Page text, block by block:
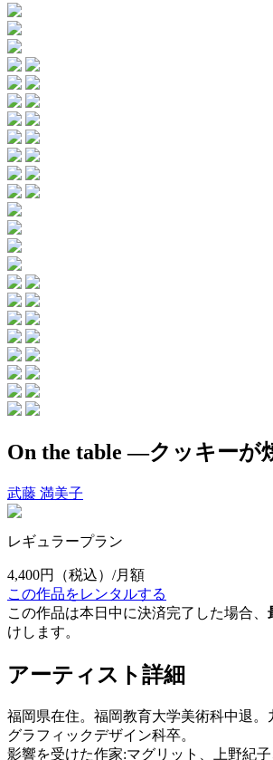
On the table ―クッキーが
武藤 満美子
レギュラープラン
4,400円
（税込）/月額
この作品をレンタルする
この作品は本日中に決済完了した場合、
けします。
アーティスト詳細
福岡県在住。福岡教育大学美術科中退。
グラフィックデザイン科卒。
影響を受けた作家:マグリット、上野紀